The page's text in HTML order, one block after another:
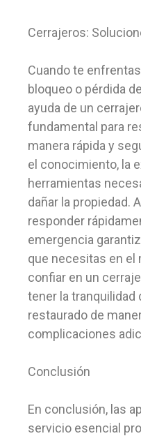
Cerrajeros:
Cuando te
bloqueo o pérdida
ayuda de un
fundamental para
manera rápida y
el conocimiento, la
herramientas
dañar la propiedad.
responder
emergencia
que necesitas en el
confiar en un
tener la tranquilidad
restaurado de
complicaciones
Conclusión
En conclusión, las
servicio esencial